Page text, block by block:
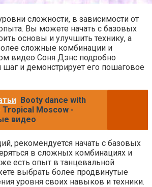
сложности, в зависимости от
Вы можете начать с базовых
основы и улучшить технику, а
сложные комбинации и
видео Соня Дэнс подробно
и демонстрирует его пошаговое
Booty dance with
Moscow -
видео
рекомендуется начать с базовых
в сложных комбинациях и
есть опыт в танцевальной
выбрать более продвинутые
уровня своих навыков и техники.